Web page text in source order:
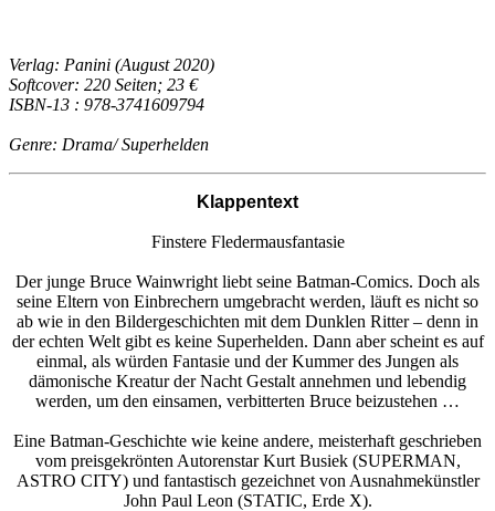
Verlag: Panini (August 2020)
Softcover: 220 Seiten; 23 €
ISBN-13 : 978-3741609794
Genre: Drama/ Superhelden
Klappentext
Finstere Fledermausfantasie
Der junge Bruce Wainwright liebt seine Batman-Comics. Doch als
seine Eltern von Einbrechern umgebracht werden, läuft es nicht so
ab wie in den Bildergeschichten mit dem Dunklen Ritter – denn in
der echten Welt gibt es keine Superhelden. Dann aber scheint es auf
einmal, als würden Fantasie und der Kummer des Jungen als
dämonische Kreatur der Nacht Gestalt annehmen und lebendig
werden, um den einsamen, verbitterten Bruce beizustehen …
Eine Batman-Geschichte wie keine andere, meisterhaft geschrieben
vom preisgekrönten Autorenstar Kurt Busiek (SUPERMAN,
ASTRO CITY) und fantastisch gezeichnet von Ausnahmekünstler
John Paul Leon (STATIC, Erde X).